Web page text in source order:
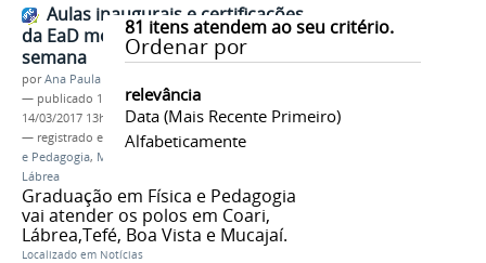
81 itens atendem ao seu critério.
Ordenar por
relevância
Data (mais Recente Primeiro)
Alfabeticamente
Aulas inaugurais e certificações
da EaD movimentam fim de
semana
porAna Paula Batista
— publicado 13/03/2017—última modificação
14/03/2017 13h30
— registrado em:
EaD,PROEN,Licenciaturas Física
e Pedagogia, Mucajaí
Lábrea
Graduação em Física e Pedagogia
vai atender os polos em Coari,
Lábrea,Tefé, Boa Vista e Mucajaí.
Localizado em Notícias